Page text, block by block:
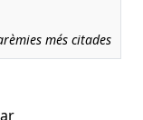
més citades